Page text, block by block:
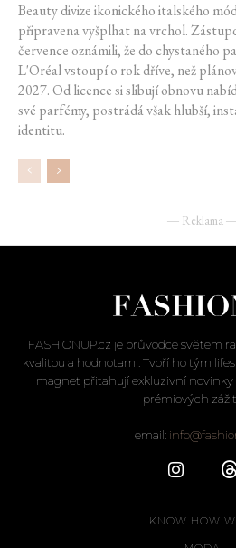
Beauty divize ikonického italského
připravena vyšplhat na vrchol.
července oznámili, že do chystaného
L'Oréal vstoupí o rok dříve, než
2027. Od licence si slibují obnovu
své parfémy, postrádá však hlubší,
identitu.
― Reklama
FASHIONUP.cz je průvodce světem
kvalitou a hodnotami. Tvoří ho tým
magnet přitahují exkluzivní novinky
prémiových
email:
KNOW HOW